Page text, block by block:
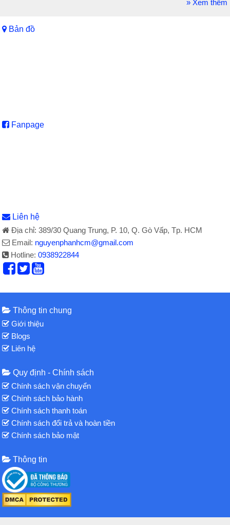
» Xem thêm
Bản đồ
Fanpage
Liên hệ
Địa chỉ: 389/30 Quang Trung, P. 10, Q. Gò Vấp, Tp. HCM
Email: nguyenphanhcm@gmail.com
Hotline:0938922844
Thông tin chung
Giới thiệu
Blogs
Liên hệ
Quy định - Chính sách
Chính sách vận chuyển
Chính sách bảo hành
Chính sách thanh toán
Chính sách đổi trả và hoàn tiền
Chính sách bảo mật
Thông tin